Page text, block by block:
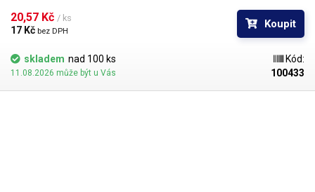
popřípadě hrozí poškození obrobku nechtěným kontaktem s hrotem
jehly.
20,57 Kč / ks
17 Kč bez DPH
Koupit
skladem nad 100 ks
11.08.2026 může být u Vás
Kód:
100433